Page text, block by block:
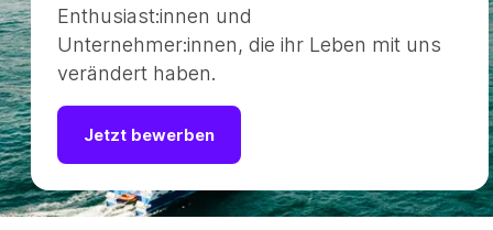
Enthusiast:innen und
Unternehmer:innen, die ihr Leben mit uns
verändert haben.
Jetzt bewerben